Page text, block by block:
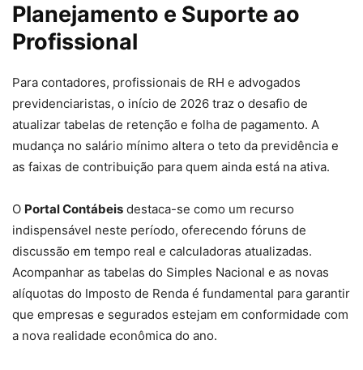
Planejamento e Suporte ao
Profissional
Para contadores, profissionais de RH e advogados
previdenciaristas, o início de 2026 traz o desafio de
atualizar tabelas de retenção e folha de pagamento. A
mudança no salário mínimo altera o teto da previdência e
as faixas de contribuição para quem ainda está na ativa.
O Portal Contábeis destaca-se como um recurso
indispensável neste período, oferecendo fóruns de
discussão em tempo real e calculadoras atualizadas.
Acompanhar as tabelas do Simples Nacional e as novas
alíquotas do Imposto de Renda é fundamental para garantir
que empresas e segurados estejam em conformidade com
a nova realidade econômica do ano.